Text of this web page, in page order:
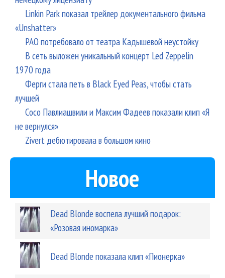
Linkin Park показал трейлер документального фильма
«Unshatter»
РАО потребовало от театра Кадышевой неустойку
В сеть выложен уникальный концерт Led Zeppelin
1970 года
Ферги стала петь в Black Eyed Peas, чтобы стать
лучшей
Сосо Павлиашвили и Максим Фадеев показали клип «Я
не вернулся»
Zivert дебютировала в большом кино
Новое
Dead Blonde воспела лучший подарок:
«Розовая иномарка»
Dead Blonde показала клип «Пионерка»